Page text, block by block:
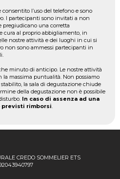
l’uso del telefono e sono
I partecipanti sono invitati a non
una corretta
cura al proprio abbigliamento, in
nostre attività e dei luoghi in cui si
non sono ammessi partecipanti in
minuto di anticipo. Le nostre attività
massima puntualità. Non possiamo
stabilito, la sala di degustazione chiude
della degustazione non è possibile
In caso di assenza ad una
previsti rimborsi.
CREDO SOMMELIER ETS